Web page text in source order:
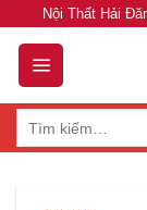
content
Nội Thất Hải